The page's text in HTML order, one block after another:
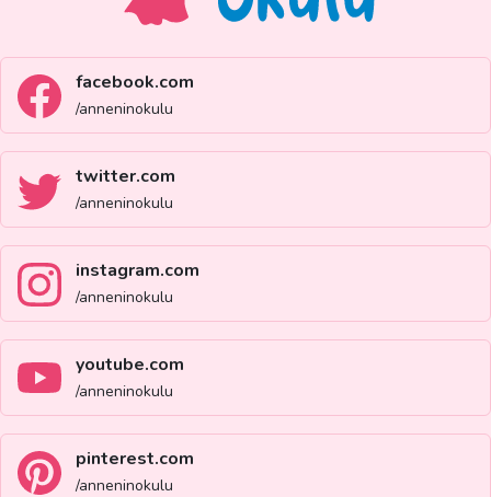
facebook.com
/anneninokulu
twitter.com
/anneninokulu
instagram.com
/anneninokulu
youtube.com
/anneninokulu
pinterest.com
/anneninokulu